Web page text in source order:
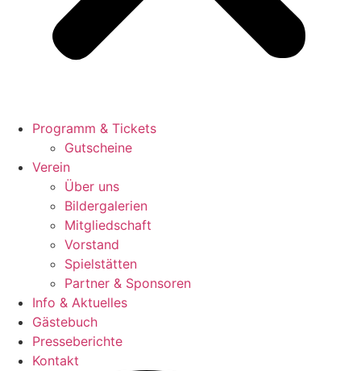
Programm & Tickets
Gutscheine
Verein
Über uns
Bildergalerien
Mitgliedschaft
Vorstand
Spielstätten
Partner & Sponsoren
Info & Aktuelles
Gästebuch
Presseberichte
Kontakt